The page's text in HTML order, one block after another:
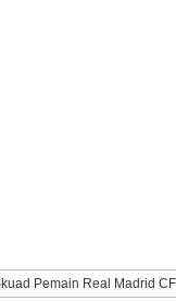
Pemain Real Madrid